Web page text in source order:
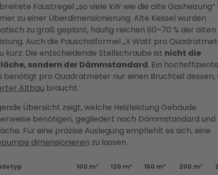
Faustregel „so viele kW wie die alte
zu einer Überdimensionierung. Alte Kessel wurden
zu groß geplant, häufig reichen 60–70 % der alten
Auch die Pauschalformel „X Watt pro
kurz: Die entscheidende Stellschraube ist nicht die
sondern der Dämmstandard. Ein
benötigt pro Quadratmeter nur einen Bruchteil dessen,
Altbau braucht.
Übersicht zeigt, welche Heizleistung Gebäude
benötigen, gegliedert nach Dämmstandard und
Für eine präzise Auslegung empfiehlt es sich, eine
dimensionieren zu lassen.
100 m² 120 m² 150 m² 200 m²